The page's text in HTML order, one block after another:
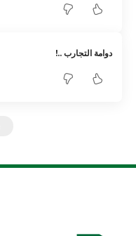
دوامة التجارب ..!